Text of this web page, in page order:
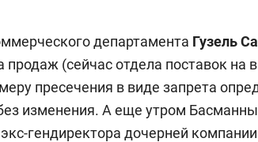
департамента Гузель
продаж (сейчас отдела поставок на
меру пресечения в виде запрета
изменения. А еще утром
гендиректора дочерней